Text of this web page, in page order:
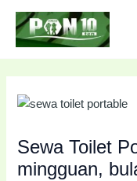
konten
Sewa Toilet
mingguan,
navigation